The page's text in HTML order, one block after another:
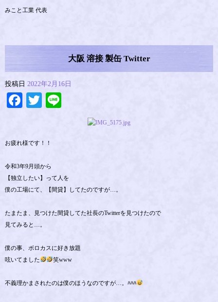
みこと工業 代表
大阪 溶接 製缶 Twitter
投稿日 2022年2月16日
Facebook
Twitter
お疲れ様です！！
令和3年9月頭から
【独立したい】って人を
僕の工場にて、【間貸】してたのですが…。
たまたま、見つけた間貸してた社長のTwitterを見つけたので
見てみると…。
僕の事、ボロカスに好き放題
呟いてました
笑www
不義理かまされたのは僕のほうなのですが…。ﾊﾊﾊ